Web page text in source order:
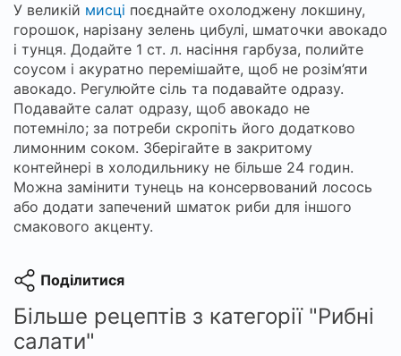
У великій мисці поєднайте охолоджену локшину,
горошок, нарізану зелень цибулі, шматочки авокадо
і тунця. Додайте 1 ст. л. насіння гарбуза, полийте
соусом і акуратно перемішайте, щоб не розім’яти
авокадо. Регулюйте сіль та подавайте одразу.
Подавайте салат одразу, щоб авокадо не
потемніло; за потреби скропіть його додатково
лимонним соком. Зберігайте в закритому
контейнері в холодильнику не більше 24 годин.
Можна замінити тунець на консервований лосось
або додати запечений шматок риби для іншого
смакового акценту.
Поділитися
Більше рецептів з категорії "Рибні
салати"